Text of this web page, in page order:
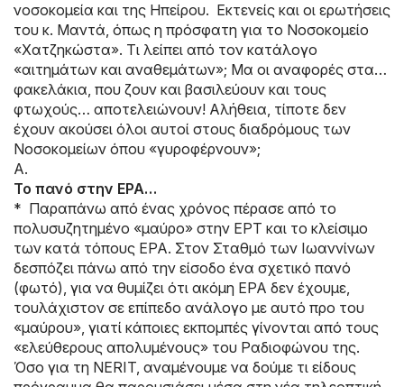
νοσοκομεία και της Ηπείρου. Εκτενείς και οι ερωτήσεις
του κ. Μαντά, όπως η πρόσφατη για το Νοσοκομείο
«Χατζηκώστα». Τι λείπει από τον κατάλογο
«αιτημάτων και αναθεμάτων»; Μα οι αναφορές στα…
φακελάκια, που ζουν και βασιλεύουν και τους
φτωχούς… αποτελειώνουν! Αλήθεια, τίποτε δεν
έχουν ακούσει όλοι αυτοί στους διαδρόμους των
Νοσοκομείων όπου «γυροφέρνουν»;
A.
Το πανό στην ΕΡΑ…
* Παραπάνω από ένας χρόνος πέρασε από το
πολυσυζητημένο «μαύρο» στην ΕΡΤ και το κλείσιμο
των κατά τόπους ΕΡΑ. Στον Σταθμό των Ιωαννίνων
δεσπόζει πάνω από την είσοδο ένα σχετικό πανό
(φωτό), για να θυμίζει ότι ακόμη ΕΡΑ δεν έχουμε,
τουλάχιστον σε επίπεδο ανάλογο με αυτό προ του
«μαύρου», γιατί κάποιες εκπομπές γίνονται από τους
«ελεύθερους απολυμένους» του Ραδιοφώνου της.
Όσο για τη NERIT, αναμένουμε να δούμε τι είδους